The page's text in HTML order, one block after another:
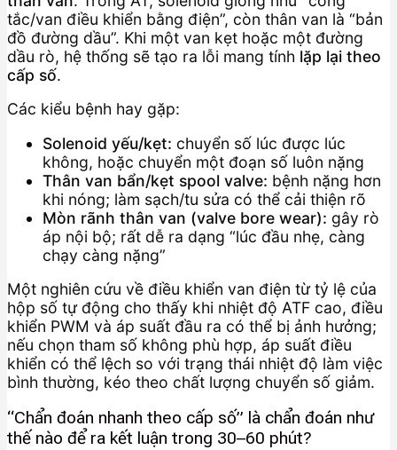
tắc/van điều khiển bằng điện”, còn thân van là “bản
đồ đường dầu”. Khi một van kẹt hoặc một đường
dầu rò, hệ thống sẽ tạo ra lỗi mang tính lặp lại theo
cấp số.
Các kiểu bệnh hay gặp:
Solenoid yếu/kẹt: chuyển số lúc được lúc
không, hoặc chuyển một đoạn số luôn nặng
Thân van bẩn/kẹt spool valve: bệnh nặng hơn
khi nóng; làm sạch/tu sửa có thể cải thiện rõ
Mòn rãnh thân van (valve bore wear): gây rò
áp nội bộ; rất dễ ra dạng “lúc đầu nhẹ, càng
chạy càng nặng”
Một nghiên cứu về điều khiển van điện từ tỷ lệ của
hộp số tự động cho thấy khi nhiệt độ ATF cao, điều
khiển PWM và áp suất đầu ra có thể bị ảnh hưởng;
nếu chọn tham số không phù hợp, áp suất điều
khiển có thể lệch so với trạng thái nhiệt độ làm việc
bình thường, kéo theo chất lượng chuyển số giảm.
“Chẩn đoán nhanh theo cấp số” là chẩn đoán như
thế nào để ra kết luận trong 30–60 phút?